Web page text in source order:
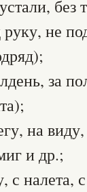
не
за
на
и др.;
с налета,